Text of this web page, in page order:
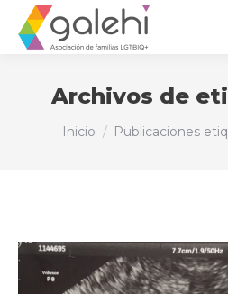
Archivos de
Estás aquí:
Inicio Publicaciones